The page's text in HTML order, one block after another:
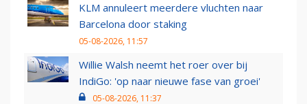
KLM annuleert meerdere vluchten naar
Barcelona door staking
05-08-2026, 11:57
Willie Walsh neemt het roer over bij
IndiGo: 'op naar nieuwe fase van groei'
05-08-2026, 11:37